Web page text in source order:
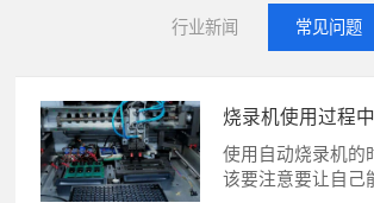
行业新闻 常见问题
烧录机使用过程
使用自动烧录机的
该要注意要让自己